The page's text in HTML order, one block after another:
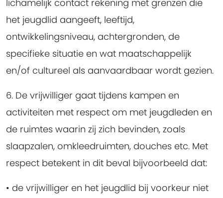
lichamelijk contact rekening met grenzen die
het jeugdlid aangeeft, leeftijd,
ontwikkelingsniveau, achtergronden, de
specifieke situatie en wat maatschappelijk
en/of cultureel als aanvaardbaar wordt gezien.
6. De vrijwilliger gaat tijdens kampen en
activiteiten met respect om met jeugdleden en
de ruimtes waarin zij zich bevinden, zoals
slaapzalen, omkleedruimten, douches etc. Met
respect betekent in dit beval bijvoorbeeld dat:
• de vrijwilliger en het jeugdlid bij voorkeur niet